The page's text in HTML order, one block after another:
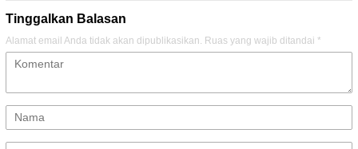
Tinggalkan Balasan
Alamat email Anda tidak akan dipublikasikan. Ruas yang wajib ditandai *